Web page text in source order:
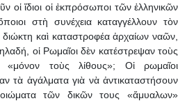
οἱ ἴδιοι οἱ ἐκπρόσωποι τῶν ἑλληνικῶν
στὴ συνέχεια καταγγέλλουν τὸν
καὶ καταστροφέα ἀρχαίων ναῶν,
οἱ Ρωμαῖοι δὲν κατέστρεψαν τοὺς
«μόνον τοὺς λίθους»; Οἱ ρωμαῖοι
τὰ ἀγάλματα γιὰ νὰ ἀντικαταστήσουν
τῶν δικῶν τους «ἄμυαλων»